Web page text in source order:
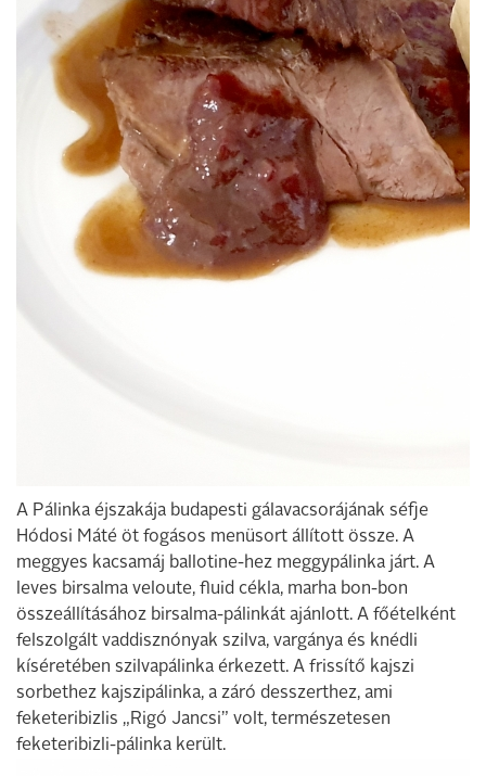
A Pálinka éjszakája budapesti gálavacsorájának séfje
Hódosi Máté öt fogásos menüsort állított össze. A
meggyes kacsamáj ballotine-hez meggypálinka járt. A
leves birsalma veloute, fluid cékla, marha bon-bon
összeállításához birsalma-pálinkát ajánlott. A főételként
felszolgált vaddisznónyak szilva, vargánya és knédli
kíséretében szilvapálinka érkezett. A frissítő kajszi
sorbethez kajszipálinka, a záró desszerthez, ami
feketeribizlis „Rigó Jancsi” volt, természetesen
feketeribizli-pálinka került.